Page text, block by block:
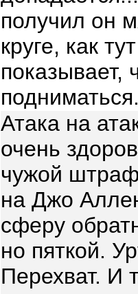
получил он
круге, как
показывает,
Атака на
очень
чужой
на Джо
сферу
но пяткой.
Перехват. И